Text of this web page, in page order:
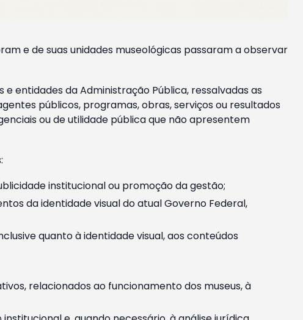
e de suas unidades museológicas passaram a observar
entidades da Administração Pública, ressalvadas as
públicos, programas, obras, serviços ou resultados
ou de utilidade pública que não apresentem
institucional ou promoção da gestão;
da identidade visual do atual Governo Federal,
quanto à identidade visual, aos conteúdos
relacionados ao funcionamento dos museus, à